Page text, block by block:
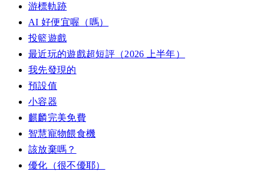
游標軌跡
AI 好便宜喔（嗎）
投籃遊戲
最近玩的遊戲超短評（2026 上半年）
我先發現的
預設值
小容器
麒麟完美免費
智慧寵物餵食機
該放棄嗎？
優化（很不優耶）